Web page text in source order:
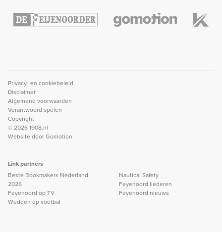
Privacy- en cookiebeleid
Disclaimer
Algemene voorwaarden
Verantwoord spelen
Copyright
© 2026 1908.nl
Website doorGomotion
Link partners
Beste Bookmakers Nederland
2026
Feyenoord op TV
Wedden op voetbal
Nautical Safety
Feyenoord liederen
Feyenoord nieuws